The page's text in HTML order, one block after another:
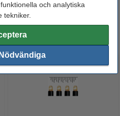
och analytiska
tekniker.
produkter